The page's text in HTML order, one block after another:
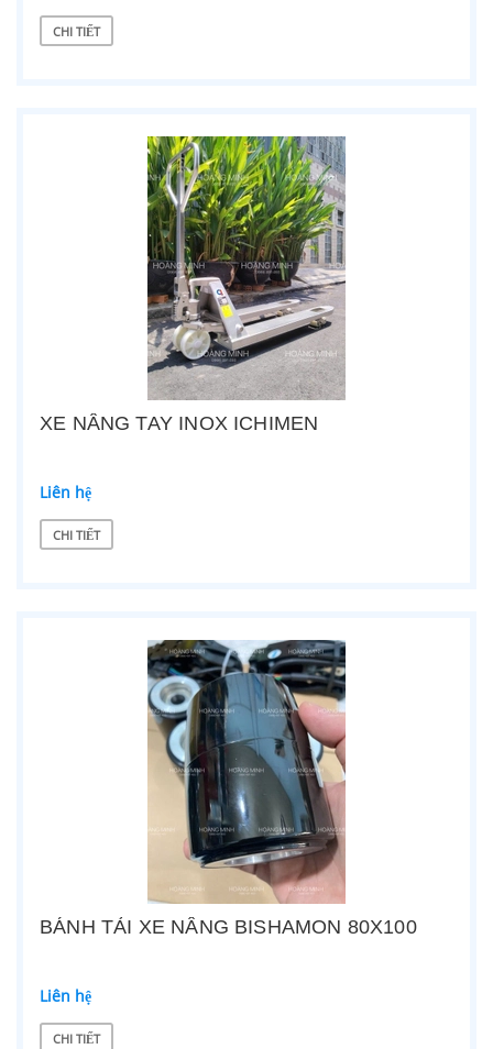
CHI TIẾT
XE NÂNG TAY INOX ICHIMEN
Liên hệ
CHI TIẾT
BÁNH TẢI XE NÂNG BISHAMON 80X100
Liên hệ
CHI TIẾT